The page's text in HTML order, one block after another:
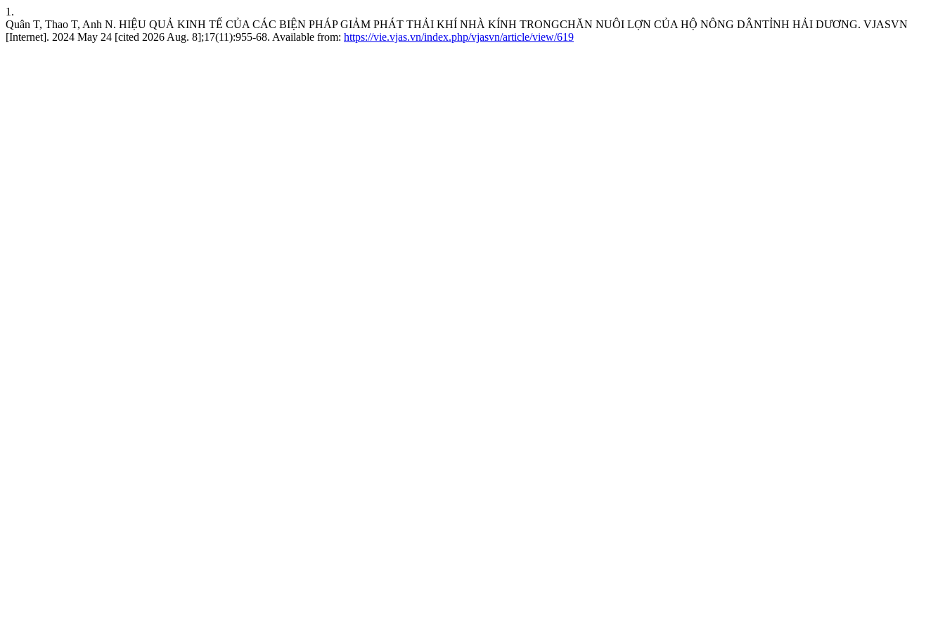
1.
Quân T, Thao T, Anh N. HIỆU QUẢ KINH TẾ CỦA CÁC BIỆN PHÁP GIẢM PHÁT THẢI KHÍ NHÀ KÍNH TRONGCHĂN NUÔI LỢN CỦA HỘ NÔNG DÂNTỈNH HẢI DƯƠNG. VJASVN
[Internet]. 2024 May 24 [cited 2026 Aug. 8];17(11):955-68. Available from: https://vie.vjas.vn/index.php/vjasvn/article/view/619